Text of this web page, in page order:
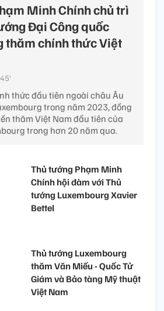
Minh Chính chủ trì
Đại Công quốc
thăm chính thức Việt
thức đầu tiên ngoài châu Âu
trong năm 2023, đồng
thăm Việt Nam đầu tiên của
trong hơn 20 năm qua.
Thủ tướng Phạm Minh
Chính hội đàm với Thủ
tướng Luxembourg Xavier
Bettel
Thủ tướng Luxembourg
thăm Văn Miếu - Quốc Tử
Giám và Bảo tàng Mỹ thuật
Việt Nam